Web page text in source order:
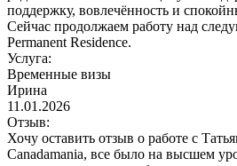
поддержку, вовлечённость и
Сейчас продолжаем работу над
Permanent Residence.
Услуга:
Временные визы
Ирина
11.01.2026
Отзыв:
Хочу оставить отзыв о работе с
Canadamania, все было на высшем